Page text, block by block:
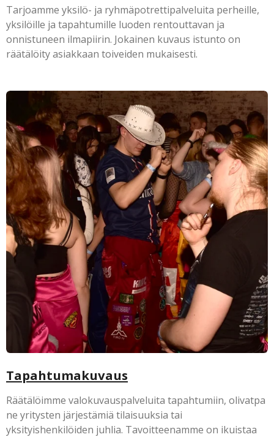
Tarjoamme yksilö- ja ryhmäpotrettipalveluita perheille,
yksilöille ja tapahtumille luoden rentouttavan ja
onnistuneen ilmapiirin. Jokainen kuvaus istunto on
räätälöity asiakkaan toiveiden mukaisesti.
Tapahtumakuvaus
Räätälöimme valokuvauspalveluita tapahtumiin, olivatpa
ne yritysten järjestämiä tilaisuuksia tai
yksityishenkilöiden juhlia. Tavoitteenamme on ikuistaa